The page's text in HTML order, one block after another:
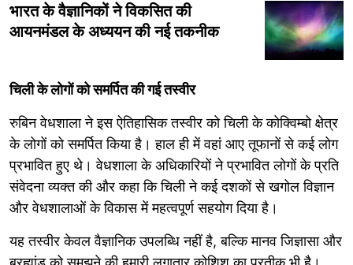
भारत के वैज्ञानिकों ने विकसित की
आयनमंडल के अध्ययन की नई तकनीक
चिली के लोगों को समर्पित की गई तस्वीर
रुबिन वेधशाला ने इस ऐतिहासिक तस्वीर को चिली के कोक्विम्बो क्षेत्र
के लोगों को समर्पित किया है। हाल ही में वहां आए तूफानों से कई लोग
प्रभावित हुए थे। वेधशाला के अधिकारियों ने प्रभावित लोगों के प्रति
संवेदना व्यक्त की और कहा कि चिली ने कई दशकों से खगोल विज्ञान
और वेधशालाओं के विकास में महत्वपूर्ण सहयोग दिया है।
यह तस्वीर केवल वैज्ञानिक उपलब्धि नहीं है, बल्कि मानव जिज्ञासा और